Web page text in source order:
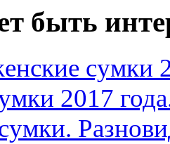
быть
сумки
2017